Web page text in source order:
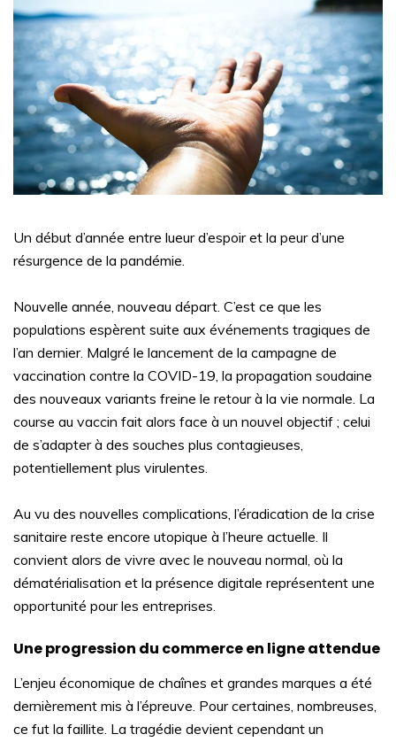
Un début d’année entre lueur d’espoir et la peur d’une
résurgence de la pandémie.
Nouvelle année, nouveau départ. C’est ce que les
populations espèrent suite aux événements tragiques de
l’an dernier. Malgré le lancement de la campagne de
vaccination contre la COVID-19, la propagation soudaine
des nouveaux variants freine le retour à la vie normale. La
course au vaccin fait alors face à un nouvel objectif ; celui
de s’adapter à des souches plus contagieuses,
potentiellement plus virulentes.
Au vu des nouvelles complications, l’éradication de la crise
sanitaire reste encore utopique à l’heure actuelle. Il
convient alors de vivre avec le nouveau normal, où la
dématérialisation et la présence digitale représentent une
opportunité pour les entreprises.
Une progression du commerce en ligne attendue
L’enjeu économique de chaînes et grandes marques a été
dernièrement mis à l’épreuve. Pour certaines, nombreuses,
ce fut la faillite. La tragédie devient cependant un